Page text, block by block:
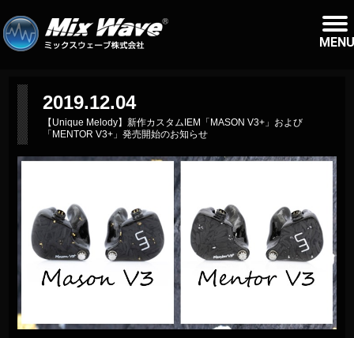
MENU
2019.12.04
【Unique Melody】新作カスタムIEM「MASON V3+」および
「MENTOR V3+」発売開始のお知らせ